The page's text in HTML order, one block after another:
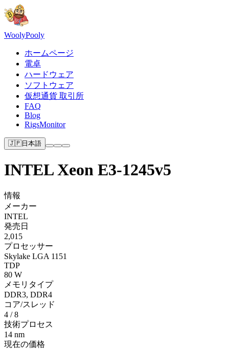
WoolyPooly
ホームページ
電卓
ハードウェア
ソフトウェア
仮想通貨 取引所
FAQ
Blog
RigsMonitor
🇯🇵日本語
INTEL Xeon E3-1245v5
情報
メーカー
INTEL
発売日
2,015
プロセッサー
Skylake LGA 1151
TDP
80 W
メモリタイプ
DDR3, DDR4
コア/スレッド
4 / 8
技術プロセス
14 nm
現在の価格